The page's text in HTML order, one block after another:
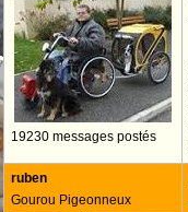
19230 messages postés
ruben
Gourou Pigeonneux